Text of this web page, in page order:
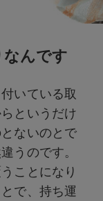
んです
いている取
というだけ
ないのとで
うのです。
ことになり
で、持ち運